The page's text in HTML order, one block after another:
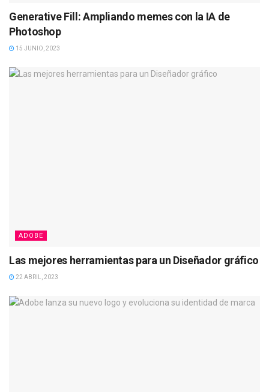
Generative Fill: Ampliando memes con la IA de
Photoshop
15 JUNIO, 2023
ADOBE
Las mejores herramientas para un Diseñador gráfico
22 ABRIL, 2023